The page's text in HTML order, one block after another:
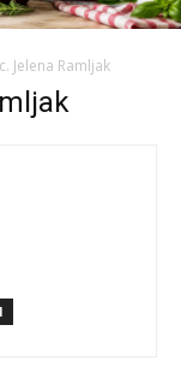
Jelena Ramljak